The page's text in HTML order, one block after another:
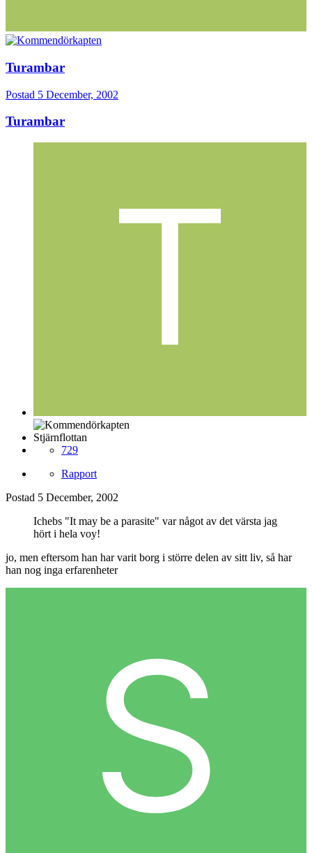
Turambar
Postad 5 December, 2002
Turambar
Stjärnflottan
729
Rapport
Postad 5 December, 2002
Ichebs "It may be a parasite" var något av det värsta jag
hört i hela voy!
jo, men eftersom han har varit borg i större delen av sitt liv, så har
han nog inga erfarenheter